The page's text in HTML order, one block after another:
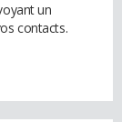
un
contacts.